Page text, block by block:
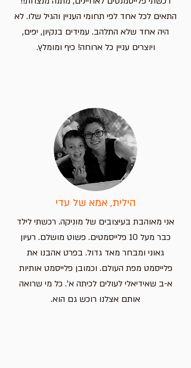
התאים לכל אחד לפי תחומי העניין והגיל שלו. לא
היה אחד שלא התלהב. עמידים בנקיון, יפים,
ויוצרים עניין כל ארוחה! כיף ומומלץ.
הילית, אמא של עדי
אני מאוהבת בעיצובים של מוניקה. רכשתי לילד
כבר מעל 10 פלייסמטים. פשוט מושלם. רעיון
גאוני ומבחר מאד גדול. בפרט אהבנו את
פלייסמט מפת העולם. וכמובן פלייסמט אותיות
א-ב שאידיאלי לעולים לכיתה א'. כל מי שרואה
אותם אצלנו רוכש גם הוא.